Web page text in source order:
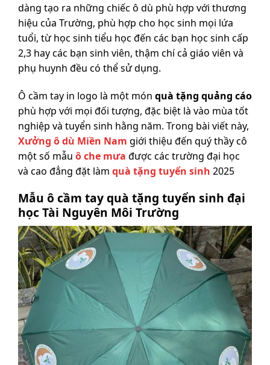
dàng tạo ra những chiếc ô dù phù hợp với thương
hiệu của Trường, phù hợp cho học sinh mọi lứa
tuổi, từ học sinh tiểu học đến các bạn học sinh cấp
2,3 hay các bạn sinh viên, thậm chí cả giáo viên và
phụ huynh đều có thể sử dụng.
Ô cầm tay in logo là một món quà tặng quảng cáo
phù hợp với mọi đối tượng, đặc biệt là vào mùa tốt
nghiệp và tuyển sinh hằng năm. Trong bài viết này,
Xưởng ô dù Miền Nam giới thiệu đến quý thầy cô
một số mẫu ô che mưa được các trường đại học
và cao đẳng đặt làm quà tặng tuyển sinh 2025
Mẫu ô cầm tay quà tặng tuyển sinh đại
học Tài Nguyên Môi Trường